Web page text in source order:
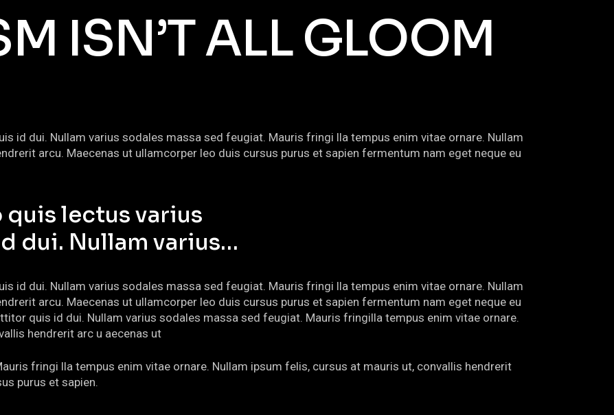
ISN’T ALL GLOOM
id dui. Nullam varius sodales massa sed feugiat. Mauris fringi lla tempus enim vitae ornare. Nullam
arcu. Maecenas ut ullamcorper leo duis cursus purus et sapien fermentum nam eget neque eu
lectus varius
dui. Nullam varius…
id dui. Nullam varius sodales massa sed feugiat. Mauris fringi lla tempus enim vitae ornare. Nullam
arcu. Maecenas ut ullamcorper leo duis cursus purus et sapien fermentum nam eget neque eu
quis id dui. Nullam varius sodales massa sed feugiat. Mauris fringilla tempus enim vitae ornare.
hendrerit arc u aecenas ut
fringi lla tempus enim vitae ornare. Nullam ipsum felis, cursus at mauris ut, convallis hendrerit
purus et sapien.